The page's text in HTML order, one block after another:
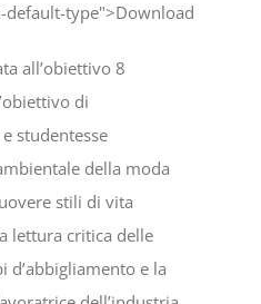
type">Download
all’obiettivo 8
di
studentesse
della moda
stili di vita
lettura critica delle
d’abbigliamento e la